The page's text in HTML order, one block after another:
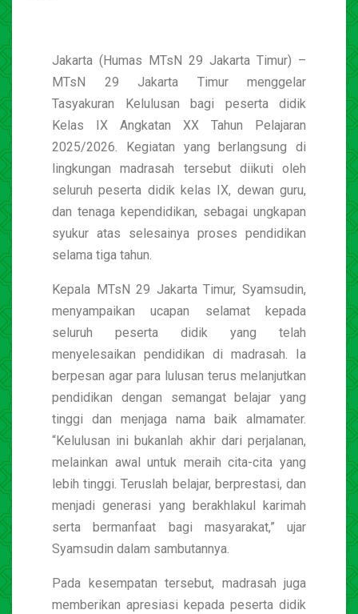
Jakarta (Humas MTsN 29 Jakarta Timur) –
MTsN 29 Jakarta Timur menggelar
Tasyakuran Kelulusan bagi peserta didik
Kelas IX Angkatan XX Tahun Pelajaran
2025/2026. Kegiatan yang berlangsung di
lingkungan madrasah tersebut diikuti oleh
seluruh peserta didik kelas IX, dewan guru,
dan tenaga kependidikan, sebagai ungkapan
syukur atas selesainya proses pendidikan
selama tiga tahun.
Kepala MTsN 29 Jakarta Timur, Syamsudin,
menyampaikan ucapan selamat kepada
seluruh peserta didik yang telah
menyelesaikan pendidikan di madrasah. Ia
berpesan agar para lulusan terus melanjutkan
pendidikan dengan semangat belajar yang
tinggi dan menjaga nama baik almamater.
“Kelulusan ini bukanlah akhir dari perjalanan,
melainkan awal untuk meraih cita-cita yang
lebih tinggi. Teruslah belajar, berprestasi, dan
menjadi generasi yang berakhlakul karimah
serta bermanfaat bagi masyarakat,” ujar
Syamsudin dalam sambutannya.
Pada kesempatan tersebut, madrasah juga
memberikan apresiasi kepada peserta didik